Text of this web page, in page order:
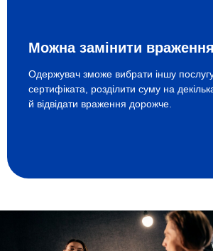
Можна замінити враження
Одержувач зможе вибрати іншу
сертифіката, розділити суму на
й відвідати враження дорожче.